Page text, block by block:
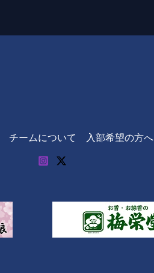
チームについて 入部希望の方へ